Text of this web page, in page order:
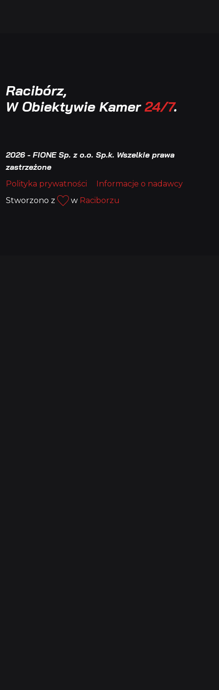
Racibórz,
W Obiektywie Kamer 24/7.
2026 - FIONE Sp. z o.o. Sp.k. Wszelkie prawa
zastrzeżone
Polityka prywatności
Informacje o nadawcy
Stworzono z
w Raciborzu